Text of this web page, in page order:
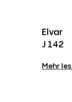
Elvar
J 142
Mehr